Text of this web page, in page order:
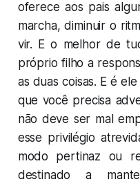
oferece aos pais
marcha, diminuir o
vir. E o melhor de
próprio filho a
as duas coisas. E é
que você precisa
não deve ser mal
esse privilégio
modo pertinaz ou
destinado a